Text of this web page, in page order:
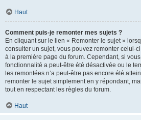
Haut
Comment puis-je remonter mes sujets ?
En cliquant sur le lien « Remonter le sujet »
consulter un sujet, vous pouvez remonter celui-
à la première page du forum. Cependant, si
fonctionnalité a peut-être été désactivée ou le
les remontées n’a peut-être pas encore été
remonter le sujet simplement en y répondant,
tout en respectant les règles du forum.
Haut